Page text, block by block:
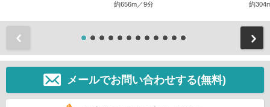
約656m／9分 約
メールでお問い合わせする(無料)